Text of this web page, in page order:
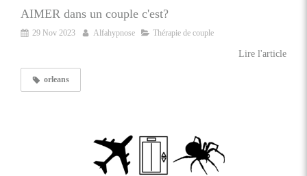
AIMER dans un couple c'est?
29 Nov 2023 Alfahypnose Thérapie de couple
Lire l'article
orleans